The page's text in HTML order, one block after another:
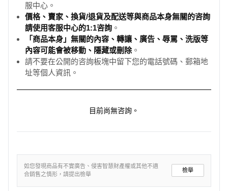
服中心。
價格、賣家、換貨/退貨及配送等與商品本身無關的咨詢
請使用客服中心的1:1咨詢 。
「商品本身」無關的內容、轉讓、廣告、辱罵、洗版等
內容可能會被移動、隱藏或刪除。
請不要在公開的咨詢板塊中留下您的電話號碼、郵箱地
址等個人資訊。
目前尚無咨詢。
如您發現商品有不實廣告、侵害智慧財產權或其他不適
合銷售之情形，請提出檢舉
檢舉